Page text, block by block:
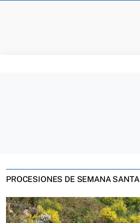
PROCESIONES DE SEMANA SANTA